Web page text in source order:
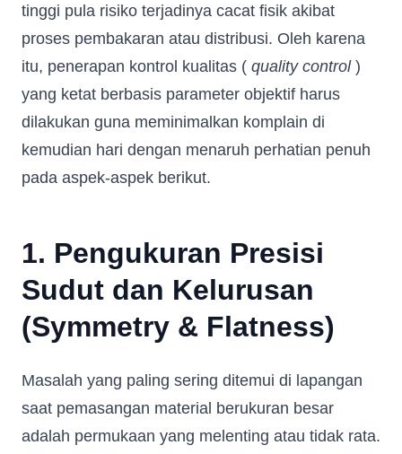
tinggi pula risiko terjadinya cacat fisik akibat
proses pembakaran atau distribusi. Oleh karena
itu, penerapan kontrol kualitas ( quality control)
yang ketat berbasis parameter objektif harus
dilakukan guna meminimalkan komplain di
kemudian hari dengan menaruh perhatian penuh
pada aspek-aspek berikut.
1. Pengukuran Presisi
Sudut dan Kelurusan
(Symmetry & Flatness)
Masalah yang paling sering ditemui di lapangan
saat pemasangan material berukuran besar
adalah permukaan yang melenting atau tidak rata.